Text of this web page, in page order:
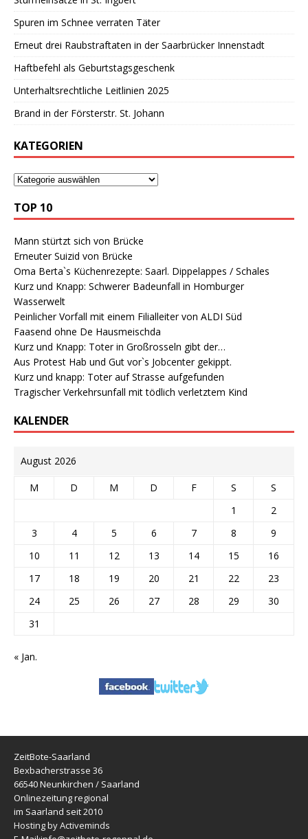
Spuren im Schnee verraten Täter
Erneut drei Raubstraftaten in der Saarbrücker Innenstadt
Haftbefehl als Geburtstagsgeschenk
Unterhaltsrechtliche Leitlinien 2025
Brand in der Försterstr. St. Johann
KATEGORIEN
TOP 10
Mann stürtzt sich von Brücke
Erneuter Suizid von Brücke
Oma Berta`s Küchenrezepte: Saarl. Dippelappes / Schales
Kurz und Knapp: Schwerer Badeunfall in Homburger
Wasserwelt
Peinlicher Vorfall mit einem Filialleiter von ALDI Süd
Faasend ohne De Hausmeischda
Kurz und Knapp: Toter in Großrosseln gibt der…
Aus Protest Hab und Gut vor`s Jobcenter gekippt.
Kurz und knapp: Toter auf Strasse aufgefunden
Tragischer Verkehrsunfall mit tödlich verletztem Kind
KALENDER
August 2026
M D M D F S
S
1
2
3
4 5 6 7 8
9
10
11 12 13 14 15
16
17
18 19 20 21 22
23
24
25 26 27 28 29
30
31
« Jan.
ZeitBote-Saarland
Bexbacherstrasse 36
66540 Neunkirchen / Saarland
Onlinezeitung regional
im Saarland seit 2010
Hosting by Activeminds